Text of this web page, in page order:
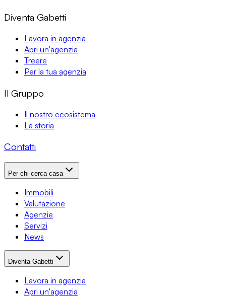
Diventa Gabetti
Lavora in agenzia
Apri un'agenzia
Treere
Per la tua agenzia
Il Gruppo
Il nostro ecosistema
La storia
Contatti
Per chi cerca casa
Immobili
Valutazione
Agenzie
Servizi
News
Diventa Gabetti
Lavora in agenzia
Apri un'agenzia